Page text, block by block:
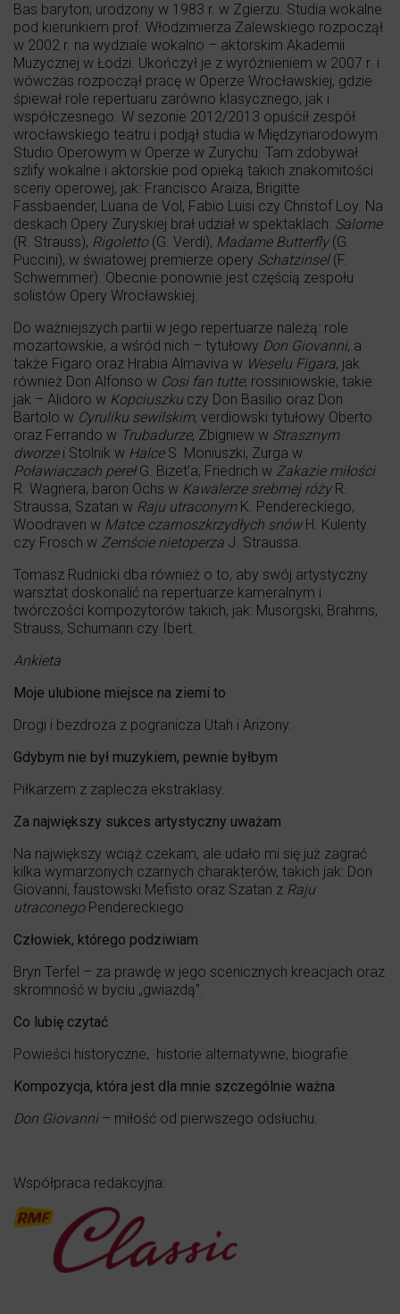
Bas baryton; urodzony w 1983 r. w Zgierzu. Studia wokalne
pod kierunkiem prof. Włodzimierza Zalewskiego rozpoczął
w 2002 r. na wydziale wokalno – aktorskim Akademii
Muzycznej w Łodzi. Ukończył je z wyróżnieniem w 2007 r. i
wówczas rozpoczął pracę w Operze Wrocławskiej, gdzie
śpiewał role repertuaru zarówno klasycznego, jak i
współczesnego. W sezonie 2012/2013 opuścił zespół
wrocławskiego teatru i podjął studia w Międzynarodowym
Studio Operowym w Operze w Zurychu. Tam zdobywał
szlify wokalne i aktorskie pod opieką takich znakomitości
sceny operowej, jak: Francisco Araiza, Brigitte
Fassbaender, Luana de Vol, Fabio Luisi czy Christof Loy. Na
deskach Opery Zuryskiej brał udział w spektaklach: Salome
(R. Strauss), Rigoletto(G. Verdi), Madame Butterfly(G.
Puccini), w światowej premierze opery Schatzinsel(F.
Schwemmer). Obecnie ponownie jest częścią zespołu
solistów Opery Wrocławskiej.
Do ważniejszych partii w jego repertuarze należą: role
mozartowskie, a wśród nich – tytułowy Don Giovanni, a
także Figaro oraz Hrabia Almaviva w Weselu Figara, jak
również Don Alfonso w Cosi fan tutte; rossiniowskie, takie
jak – Alidoro w Kopciuszkuczy Don Basilio oraz Don
Bartolo w Cyruliku sewilskim, verdiowski tytułowy Oberto
oraz Ferrando w Trubadurze, Zbigniew w Strasznym
dworzei Stolnik w HalceS. Moniuszki, Zurga w
Poławiaczach perełG. Bizet’a, Friedrich w Zakazie miłości
R. Wagnera, baron Ochs w Kawalerze srebrnej różyR.
Straussa, Szatan w Raju utraconymK. Pendereckiego,
Woodraven w Matce czarnoszkrzydłych snówH. Kulenty
czy Frosch w Zemście nietoperza J. Straussa.
Tomasz Rudnicki dba również o to, aby swój artystyczny
warsztat doskonalić na repertuarze kameralnym i
twórczości kompozytorów takich, jak: Musorgski, Brahms,
Strauss, Schumann czy Ibert.
Ankieta
Moje ulubione miejsce na ziemi to
Drogi i bezdroża z pogranicza Utah i Arizony.
Gdybym nie był muzykiem, pewnie byłbym
Piłkarzem z zaplecza ekstraklasy.
Za największy sukces artystyczny uważam
Na największy wciąż czekam, ale udało mi się już zagrać
kilka wymarzonych czarnych charakterów, takich jak: Don
Giovanni, faustowski Mefisto oraz Szatan z Raju
utraconegoPendereckiego.
Człowiek, którego podziwiam
Bryn Terfel – za prawdę w jego scenicznych kreacjach oraz
skromność w byciu „gwiazdą”.
Co lubię czytać
Powieści historyczne, historie alternatywne, biografie.
Kompozycja, która jest dla mnie szczególnie ważna
Don Giovanni– miłość od pierwszego odsłuchu.
Współpraca redakcyjna: